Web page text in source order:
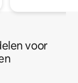
voor